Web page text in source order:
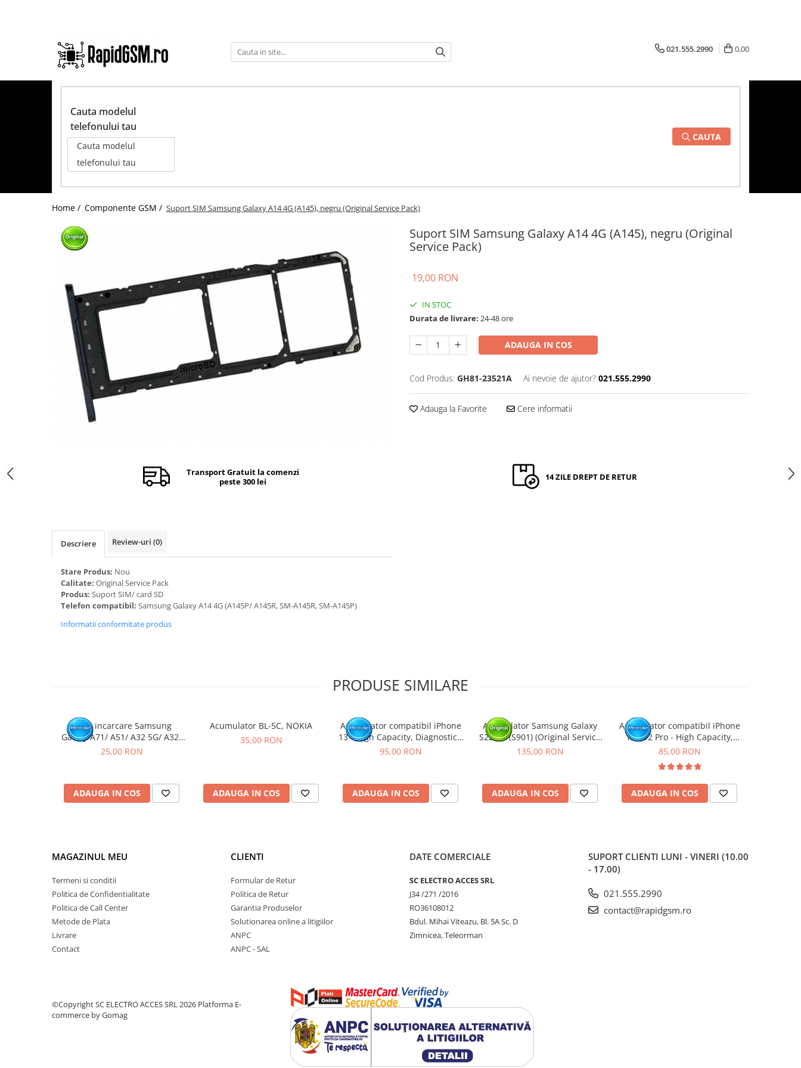
Ecrane Samsung
seria A
tableta
Ecrane iPhone
Ecrane Huawei / Honor
Ecrane Xiaomi / Redmi
Ecrane Oppo / Realme
Folie protectie STICLA
Suport auto
Camere si subansamble
Module si conectori incarcare
Suruburi si adezivi
021.555.2990 0,00
Cauta modelul
telefonului tau
Cauta modelul
telefonului tau
CAUTA
Home / Componente GSM / Suport SIM Samsung Galaxy A14 4G (A145), negru (Original Service Pack)
Suport SIM Samsung Galaxy A14 4G (A145), negru (Original
Service Pack)
19,00 RON
IN STOC
Durata de livrare: 24-48 ore
ADAUGA IN COS
Cod Produs: GH81-23521A Ai nevoie de ajutor? 021.555.2990
Adauga la Favorite Cere informatii
Transport Gratuit la comenzi
peste 300 lei
14 ZILE DREPT DE RETUR
Descriere Review-uri (0)
Stare Produs: Nou
Calitate: Original Service Pack
Produs: Suport SIM/ card SD
Telefon compatibil: Samsung Galaxy A14 4G (A145P/ A145R, SM-A145R, SM-A145P)
Informatii conformitate produs
PRODUSE SIMILARE
Mufa incarcare Samsung
Galaxy A71/ A51/ A32 5G/ A32/
A70/ A50/ A31/ A30S/ A41/
A12/ A13 5G/ A21S / A14 5G-
Pachet 10 buc
25,00 RON
ADAUGA IN COS
Acumulator BL-5C, NOKIA
35,00 RON
ADAUGA IN COS
Acumulator compatibil iPhone
13 - High Capacity, Diagnostic -
Sanatate 100%
95,00 RON
ADAUGA IN COS
Acumulator Samsung Galaxy
S22 5G (S901) (Original Service
Pack)
135,00 RON
ADAUGA IN COS
Acumulator compatibil iPhone
12 / 12 Pro - High Capacity,
Diagnostic - Sanatate 100%
85,00 RON
ADAUGA IN COS
MAGAZINUL MEU
Termeni si conditii
Politica de Confidentialitate
Politica de Call Center
Metode de Plata
Livrare
Contact
CLIENTI
Formular de Retur
Politica de Retur
Garantia Produselor
Solutionarea online a litigiilor
ANPC
ANPC - SAL
DATE COMERCIALE
SC ELECTRO ACCES SRL
J34 /271 /2016
RO36108012
Bdul. Mihai Viteazu, Bl. 5A Sc. D
Zimnicea, Teleorman
SUPORT CLIENTI LUNI - VINERI (10.00
- 17.00)
021.555.2990
contact@rapidgsm.ro
©Copyright SC ELECTRO ACCES SRL 2026 Platforma E-
commerce by Gomag